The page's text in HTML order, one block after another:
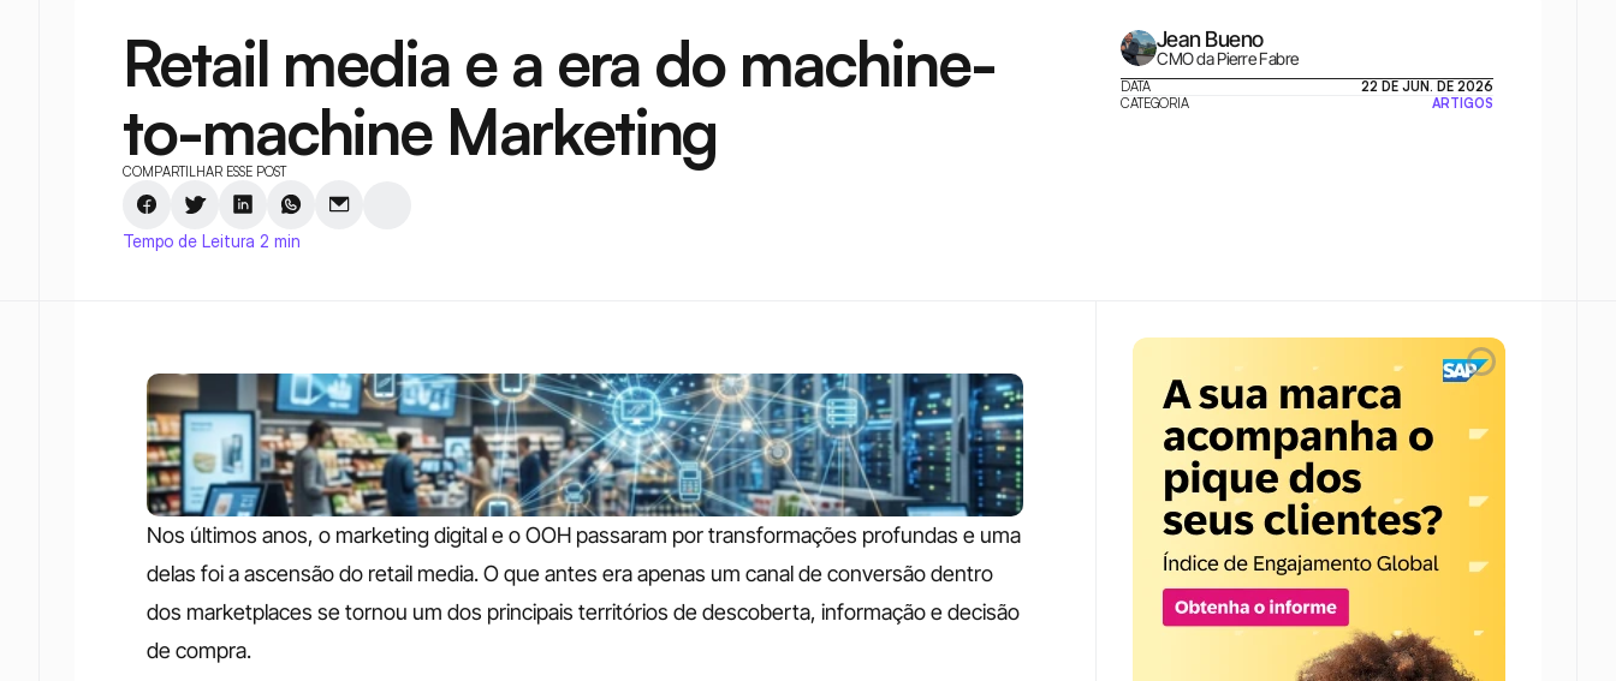
Retail media e a era do machine-
to-machine Marketing
COMPARTILHAR ESSE POST
Tempo de Leitura 2 min
Jean Bueno
CMO da Pierre Fabre
DATA
22 DE JUN. DE 2026
CATEGORIA
ARTIGOS
Nos últimos anos, o marketing digital e o OOH passaram por transformações profundas e uma
delas foi a ascensão do retail media. O que antes era apenas um canal de conversão dentro
dos marketplaces se tornou um dos principais territórios de descoberta, informação e decisão
de compra.